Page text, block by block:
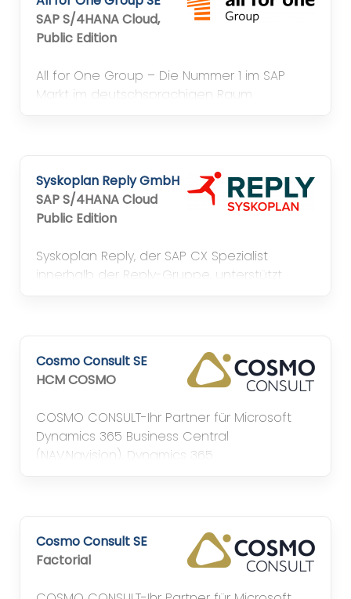
SAP S/4HANA Cloud,
Public Edition
All for One Group – Die Nummer 1 im SAP
Markt im deutschsprachigen Raum
Syskoplan Reply GmbH
SAP S/4HANA Cloud
Public Edition
Syskoplan Reply, der SAP CX Spezialist
innerhalb der Reply-Gruppe, unterstützt
Cosmo Consult SE
HCM COSMO
COSMO CONSULT-Ihr Partner für Microsoft
Dynamics 365 Business Central
(NAV,Navision), Dynamics 365
Cosmo Consult SE
Factorial